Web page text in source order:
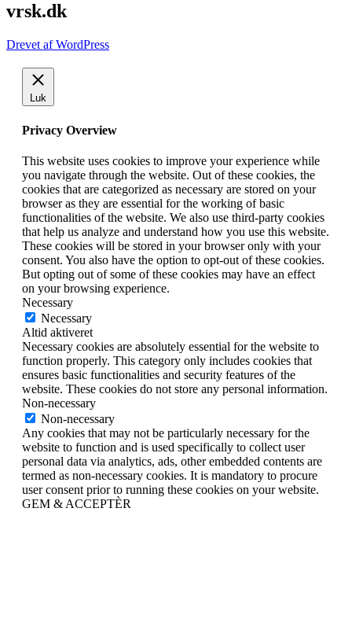
vrsk.dk
Drevet af WordPress
Luk
Privacy Overview
This website uses cookies to improve your experience while
you navigate through the website. Out of these cookies, the
cookies that are categorized as necessary are stored on your
browser as they are essential for the working of basic
functionalities of the website. We also use third-party cookies
that help us analyze and understand how you use this website.
These cookies will be stored in your browser only with your
consent. You also have the option to opt-out of these cookies.
But opting out of some of these cookies may have an effect
on your browsing experience.
Necessary
Necessary
Altid aktiveret
Necessary cookies are absolutely essential for the website to
function properly. This category only includes cookies that
ensures basic functionalities and security features of the
website. These cookies do not store any personal information.
Non-necessary
Non-necessary
Any cookies that may not be particularly necessary for the
website to function and is used specifically to collect user
personal data via analytics, ads, other embedded contents are
termed as non-necessary cookies. It is mandatory to procure
user consent prior to running these cookies on your website.
GEM & ACCEPTÈR